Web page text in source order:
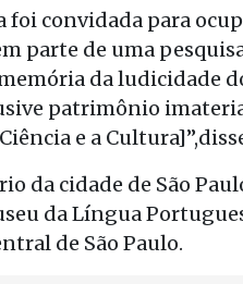
foi convidada para
parte de uma
da ludicidade
patrimônio
e a
da cidade de São
da Língua
de São Paulo.